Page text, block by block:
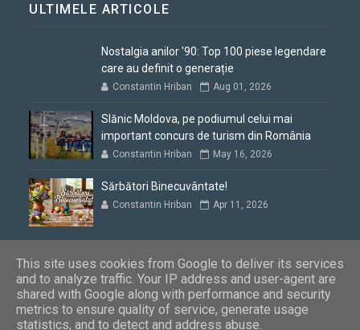
ULTIMELE ARTICOLE
Nostalgia anilor '90: Top 100 piese legendare
care au definit o generație
Constantin Hriban Aug 01, 2026
Slănic Moldova, pe podiumul celui mai
important concurs de turism din România
Constantin Hriban May 16, 2026
Sărbători Binecuvântate!
Constantin Hriban Apr 11, 2026
Blogul lui Constantin Copyright © 2012 - 2026. Toate drepturile
rezervate
This site uses cookies from Google to deliver its services
and to analyze traffic. Your IP address and user-agent are
shared with Google along with performance and security
metrics to ensure quality of service, generate usage
statistics, and to detect and address abuse.